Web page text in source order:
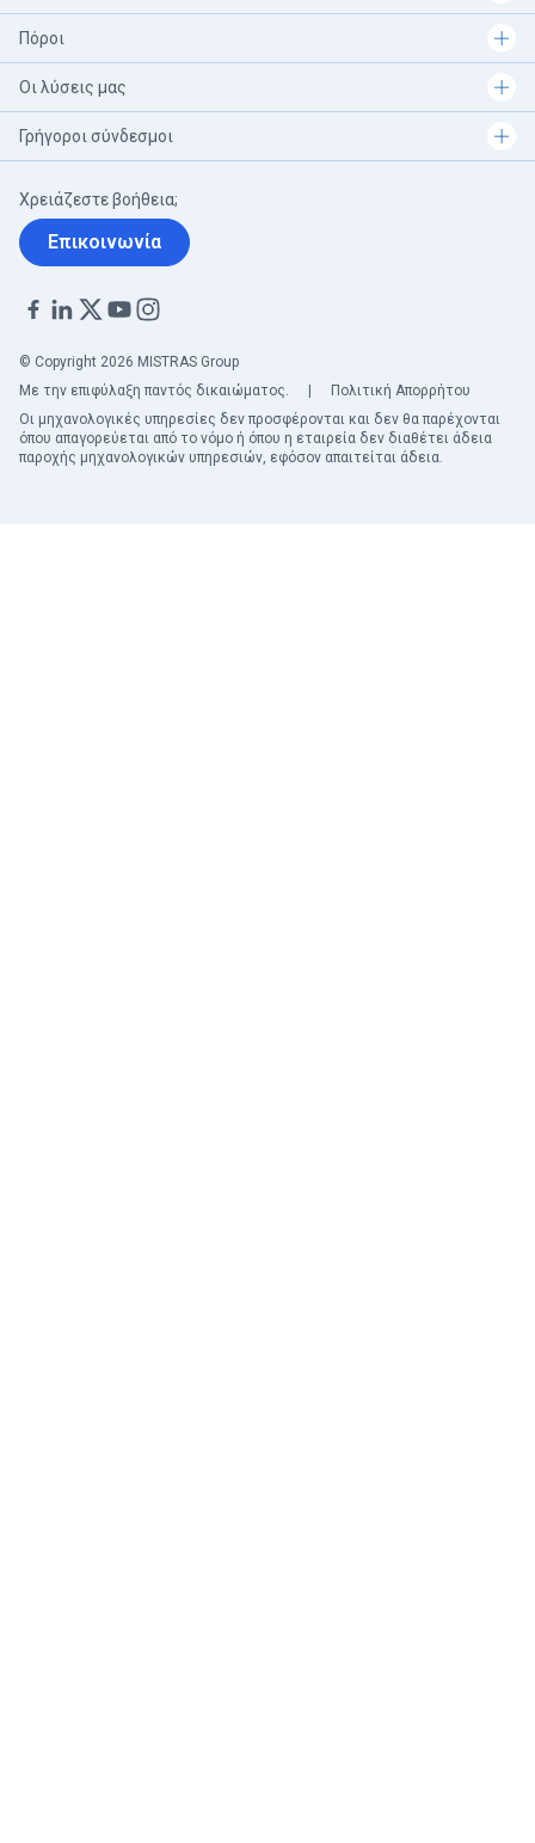
Πόροι
Οι λύσεις μας
Γρήγοροι σύνδεσμοι
Χρειάζεστε βοήθεια;
Επικοινωνία
© Copyright 2026 MISTRAS Group
Με την επιφύλαξη παντός δικαιώματος.
Πολιτική Απορρήτου
Οι μηχανολογικές υπηρεσίες δεν προσφέρονται και δεν θα παρέχονται
όπου απαγορεύεται από το νόμο ή όπου η εταιρεία δεν διαθέτει άδεια
παροχής μηχανολογικών υπηρεσιών, εφόσον απαιτείται άδεια.